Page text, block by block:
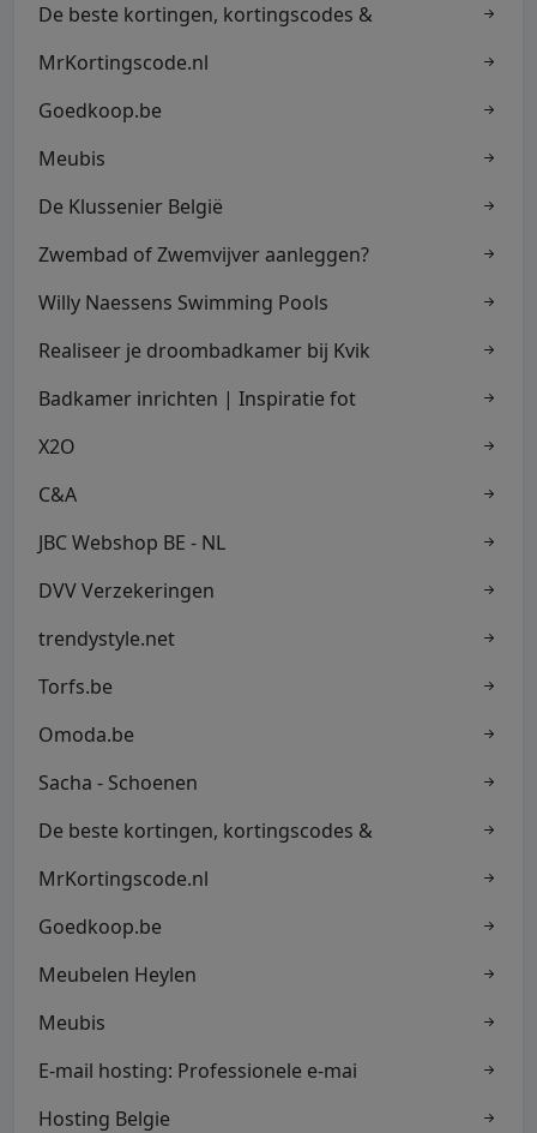
De beste kortingen, kortingscodes &
MrKortingscode.nl
Goedkoop.be
Meubis
De Klussenier België
Zwembad of Zwemvijver aanleggen?
Willy Naessens Swimming Pools
Realiseer je droombadkamer bij Kvik
Badkamer inrichten | Inspiratie fot
X2O
C&A
JBC Webshop BE - NL
DVV Verzekeringen
trendystyle.net
Torfs.be
Omoda.be
Sacha - Schoenen
De beste kortingen, kortingscodes &
MrKortingscode.nl
Goedkoop.be
Meubelen Heylen
Meubis
E-mail hosting: Professionele e-mai
Hosting Belgie